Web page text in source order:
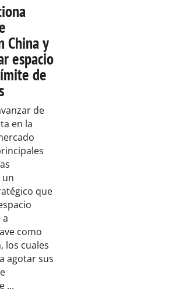
China y
espacio
de
de
en la
un
que
como
los cuales
agotar sus
...